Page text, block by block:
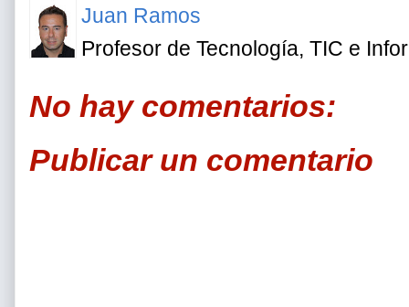
Juan Ramos
Profesor de Tecnología, TIC e
No hay comentarios:
Publicar un comentario